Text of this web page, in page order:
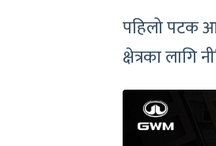
पहिलो पटक
क्षेत्रका लागि